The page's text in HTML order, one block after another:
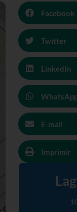
Facebook
Twitter
LinkedIn
E-mail
Imprimir